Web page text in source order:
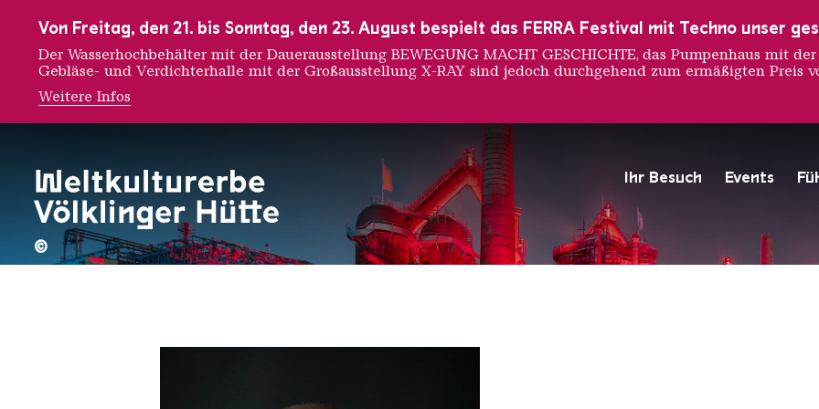
Ihr Besuch Events
Pieter HugoHochofengruppe in Rot
Copyright: Weltkulturerbe
©
Von Freitag, den 21. bis Sonntag, den 23. August bespielt das FERRA Festival mit Techno unser
Der Wasserhochbehälter mit der Dauerausstellung BEWEGUNG MACHT GESCHICHTE, das Pumpenhaus mit
Gebläse- und Verdichterhalle mit der Großausstellung X-RAY sind jedoch durchgehend zum ermäßigten Preis
Weitere Infos